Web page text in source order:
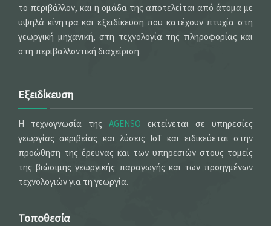
το περιβάλλον, και η ομάδα της αποτελείται από άτομα με
υψηλά κίνητρα και εξειδίκευση που κατέχουν πτυχία στη
γεωργική μηχανική, στη τεχνολογία της πληροφορίας και
στη περιβαλλοντική διαχείριση.
Εξειδίκευση
Η τεχνογνωσία της AGENSO εκτείνεται σε υπηρεσίες
γεωργίας ακριβείας και λύσεις IoT και ειδικεύεται στην
προώθηση της έρευνας και των υπηρεσιών στους τομείς
της βιώσιμης γεωργικής παραγωγής και των προηγμένων
τεχνολογιών για τη γεωργία.
Τοποθεσία